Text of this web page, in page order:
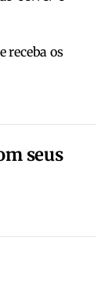
receba os
seus